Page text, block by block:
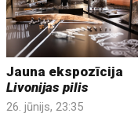
Jauna ekspozīcija
Livonijas pilis
26. jūnijs, 23:35